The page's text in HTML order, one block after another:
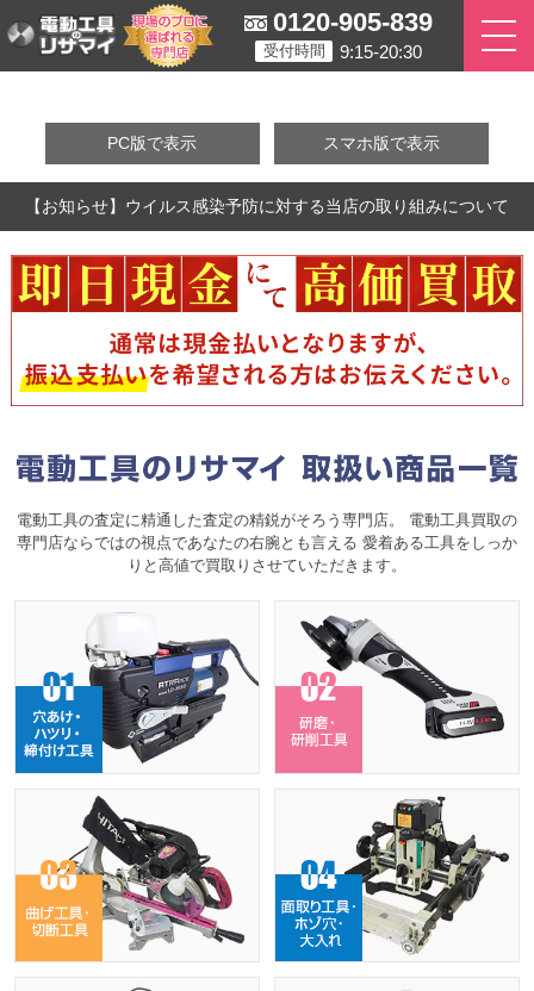
0120-905-839
受付時間 9:15-20:30
PC版で表示 スマホ版で表示
【お知らせ】ウイルス感染予防に対する当店の取り組みについて
電動工具の査定に精通した査定の精鋭がそろう専門店。 電動工具買取の
専門店ならではの視点であなたの右腕とも言える 愛着ある工具をしっか
りと高値で買取りさせていただきます。